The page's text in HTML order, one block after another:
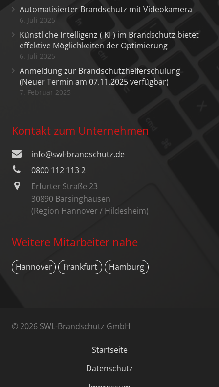
Automatisierter Brandschutz mit Videokamera
6. Juli 2025
Künstliche Intelligenz ( KI ) im Brandschutz bietet
effektive Möglichkeiten der Optimierung
6. Juli 2025
Anmeldung zur Brandschutzhelferschulung
(Neuer Termin am 07.11.2025 verfügbar)
7. Februar 2025
Kontakt zum Unternehmen
info@swl-brandschutz.de
0800 112 113 2
Erfurter Straße 23
30890 Barsinghausen
(Region Hannover / Hildesheim)
Weitere Mitarbeiter nahe
Hannover Frankfurt Hamburg
© 2026 SWL-Brandschutz GmbH
Startseite
Datenschutz